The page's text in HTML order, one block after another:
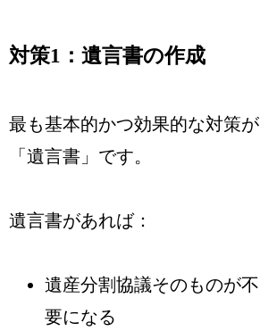
対策1：遺言書の作成
最も基本的かつ効果的な対策が
「遺言書」です。
遺言書があれば：
遺産分割協議そのものが不
要になる